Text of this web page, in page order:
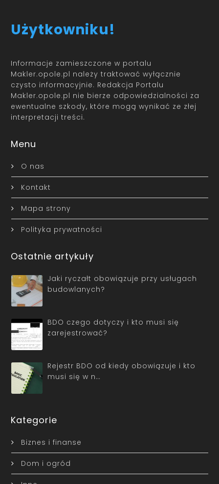
Użytkowniku!
Informacje zamieszczone w portalu
Makler.opole.pl należy traktować wyłącznie
czysto informacyjnie. Redakcja Portalu
Makler.opole.pl nie bierze odpowiedzialności za
ewentualne szkody, które mogą wynikać ze złej
interpretacji treści.
Menu
O nas
Kontakt
Mapa strony
Polityka prywatności
Ostatnie artykuły
Jaki ryczałt obowiązuje przy usługach
budowlanych?
BDO czego dotyczy i kto musi się
zarejestrować?
Rejestr BDO od kiedy obowiązuje i kto
musi się w n…
Kategorie
Biznes i finanse
Dom i ogród